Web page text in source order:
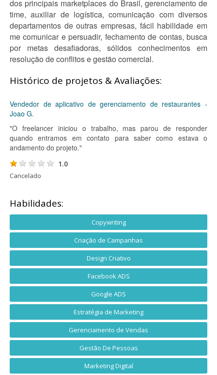
dos principais marketplaces do Brasil, gerenciamento de
time, auxiliar de logística, comunicação com diversos
departamentos de outras empresas, fácil habilidade em
me comunicar e persuadir, fechamento de contas, busca
por metas desafiadoras, sólidos conhecimentos em
resolução de conflitos e gestão comercial.
Histórico de projetos & Avaliações:
Vendedor de aplicativo de gerenciamento de restaurantes -
Joao G.
"O freelancer iniciou o trabalho, mas parou de responder
quando entramos em contato para saber como estava o
andamento do projeto."
1.0
Cancelado
Habilidades:
Copywriting
Criação de Campanhas
Design Criativo
Facebook ADS
Google ADS
Estratégia de Marketing
Gerenciamento de Vendas
Gestão De Pessoas
Marketing Digital